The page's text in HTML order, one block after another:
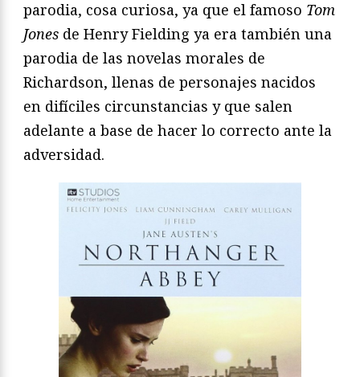
parodia, cosa curiosa, ya que el famoso Tom
Jones de Henry Fielding ya era también una
parodia de las novelas morales de
Richardson, llenas de personajes nacidos
en difíciles circunstancias y que salen
adelante a base de hacer lo correcto ante la
adversidad.